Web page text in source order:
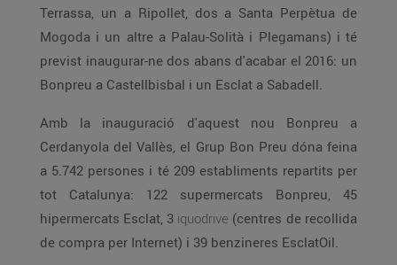
Terrassa, un a Ripollet, dos a Santa Perpètua de
Mogoda i un altre a Palau-Solità i Plegamans) i té
previst inaugurar-ne dos abans d'acabar el 2016: un
Bonpreu a Castellbisbal i un Esclat a Sabadell.
Amb la inauguració d'aquest nou Bonpreu a
Cerdanyola del Vallès, el Grup Bon Preu dóna feina
a 5.742 persones i té 209 establiments repartits per
tot Catalunya: 122 supermercats Bonpreu, 45
hipermercats Esclat, 3 iquodrive (centres de recollida
de compra per Internet) i 39 benzineres EsclatOil.